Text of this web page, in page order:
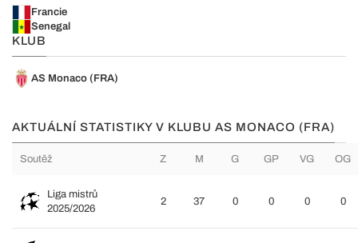
Francie
Senegal
KLUB
AS Monaco (FRA)
AKTUÁLNÍ STATISTIKY V KLUBU AS MONACO (FRA)
Soutěž Z M G GP VG OG
Liga mistrů
2025/2026
2 37 0 0 0 0